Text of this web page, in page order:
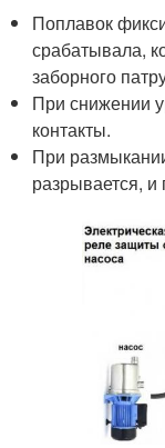
Поплавок
срабатывала,
заборного
При снижении
контакты.
При
разрывается,